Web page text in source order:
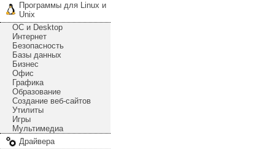
Программы для Linux и
Unix
ОС и Desktop
Интернет
Безопасность
Базы данных
Бизнес
Офис
Графика
Образование
Создание веб-сайтов
Утилиты
Игры
Мультимедиа
Драйвера